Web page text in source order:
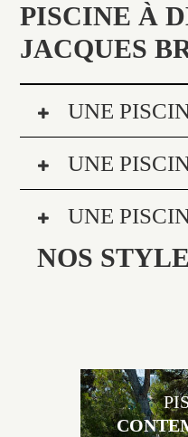
PISCINE À
JACQUES
UNE
UNE
UNE
NOS